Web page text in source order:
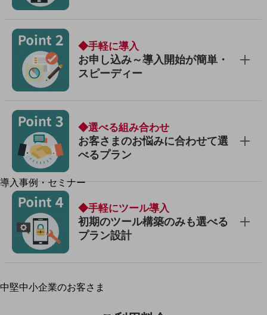
モバイルサービス
セキュリティ
運用保守・故障紛失サポート
回線・ネットワーク
お手続き
別ウィンドウで開きます
サービスをご利用中のお客さま
導入事例・セミナー
導入事例TOP
最新の導入事例や注目の導入事例をご紹介します
セミナー
開催・出展する各種セミナー、イベント情報をご紹介します
中堅中小企業のお客さま
◆手軽に導入
お申し込み～導入開始が簡単・
スピーディー
◆選べる組み合わせ
お客さまのお悩みに合わせて選
べるプラン
◆手軽にツール導入
初期のツール構築のみも選べる
プラン設計